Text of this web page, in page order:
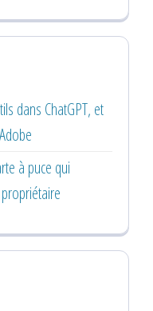
dans ChatGPT, et
à puce qui